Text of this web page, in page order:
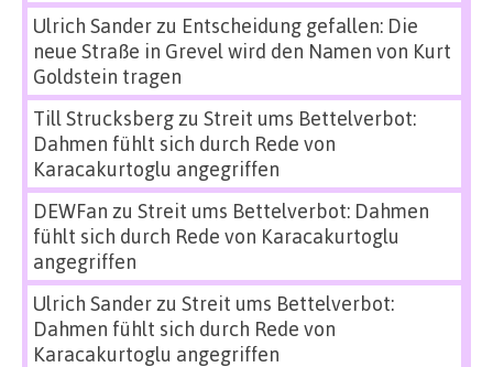
Ulrich Sanderzu Entscheidung gefallen: Die
neue Straße in Grevel wird den Namen von Kurt
Goldstein tragen
Till Strucksbergzu Streit ums Bettelverbot:
Dahmen fühlt sich durch Rede von
Karacakurtoglu angegriffen
DEWFan zu Streit ums Bettelverbot: Dahmen
fühlt sich durch Rede von Karacakurtoglu
angegriffen
Ulrich Sanderzu Streit ums Bettelverbot:
Dahmen fühlt sich durch Rede von
Karacakurtoglu angegriffen